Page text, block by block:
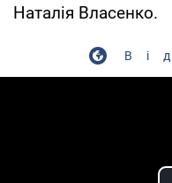
Наталія Власенко.